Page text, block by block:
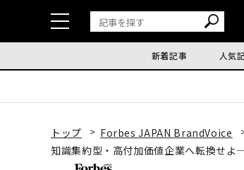
新着記事 人気
トップ Forbes JAPAN BrandVoice
知識集約型・高付加価値企業へ転換せ